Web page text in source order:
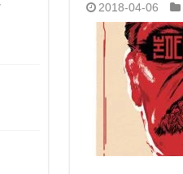
2018-04-06